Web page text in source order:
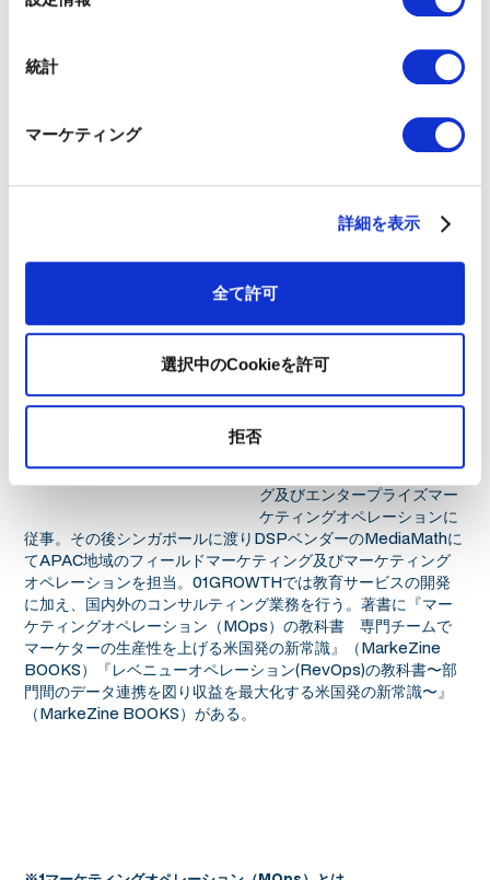
統計
マーケティング
詳細を表示
全て許可
選択中のCookieを許可
拒否
Management)プログラム修了｡著書に『「数字指向」のマーケ
ティング データに踊らされないための数字の読み方・使い方
（MarkeZine BOOKS）』『マーケティングオペレーション
（MOps）の教科書 専門チームでマーケターの生産性を上げ
レーション(RevOps)の教科書〜部門間のデータ連携を図り収益
を最大化する米国発の新常識〜』（MarkeZine BOOKS）があ
式会社 取締役COO
ト（現アドビ株式会社）にて
マーケティングインターン終
ケティングを学んだ後シリコ
ンバレーに移りEd Techのス
にてフィールドマーケティン
グ及びエンタープライズマー
ケティングオペレーションに
従事。その後シンガポールに渡りDSPベンダーのMediaMathに
てAPAC地域のフィールドマーケティング及びマーケティング
オペレーションを担当。01GROWTHでは教育サービスの開発
に加え、国内外のコンサルティング業務を行う。著書に『マー
ケティングオペレーション（MOps）の教科書 専門チームで
マーケターの生産性を上げる米国発の新常識』（MarkeZine
BOOKS）『レベニューオペレーション(RevOps)の教科書〜部
門間のデータ連携を図り収益を最大化する米国発の新常識〜』
（MarkeZine BOOKS）がある。